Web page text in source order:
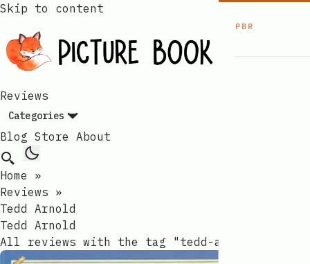
Skip to content
Reviews
Categories
Blog Store About
PBR
Home
»
Reviews »
Tedd Arnold
Tedd Arnold​​​​‌ ‍ ​‍​‍‌‍ ‌ ​‍‌‍‍‌‌‍‌ ‌‍‍‌‌‍ ‍​‍​‍​ ‍‍​‍​‍‌ ​ ‌‍​‌‌‍ ‍‌‍‍‌‌ ‌​‌ ‍‌​‍ ‍‌‍‍‌‌‍ ​‍​‍​‍ ​​‍​‍‌‍‍​‌ ​‍‌‍‌‌‌‍‌‍​‍​‍​ ‍‍​‍​‍‌‍‍​‌ ‌​‌ ‌​‌ ​​‌ ​ ​ ‍‍​‍ ​‍ ‌ ​​‌‍‍‌‌‍​ ‌ ‌​‌ ‌‌‌ ​‍‌‍‌‌‌‍​‍‌‍ ‌‍ ‌‍‍ ‌ ​‍‌‍‌‌‌ ‌‍‌‍‍‌‌‍‌‌‌ ‌ ​‍ ‍‌ ​ ‌‍​‌‌‍ ‍‌‍‍‌‌ ‌​‌ ‍‌​‍ ‍‌ ​ ‌ ‌​‌ ‌‌‌‍‌​‌‍‍‌‌‍ ​‍ ‌‍‍‌‌‍ ‍‌ ‌​‌‍‌‌‌‍ ‍‌ ‌​​‍ ‌‍‌‌‌‍‌​‌‍‍‌‌ ‌​​‍ ‌‍ ‌‌‍ ‌‍‌​‌‍‌‌​ ‌‌ ​​‌ ​‍‌‍‌‌‌ ​ ‌‍‌‌‌‍ ‍‌ ‌​‌‍​‌‌ ‌​‌‍‍‌‌‍ ‌‍ ‍​ ‍ ‌‍‍‌‌‍‌​​ ‌‌‍ ‌‌​ ‌ ‌‍​ ‍‌​ ​‍‌ ​ ‌​ ​‌‌‍‌‌ ​​‌ ​ ‌‌‌ ‌‍‌‍​ ‌‌‌ ​‍​ ‌‍‌‌‌​‌​‍ ‌ ‍​‌ ​ ‌ ​‌​ ‌‍‌ ​‌​ ‍ ‌ ‌​‌ ‍‌‌ ​​‌‍‌‌​ ‌‌ ‌​‌‍​‌‌‍‌ ​ ‍ ‌ ​​‌‍​‌‌ ‌​‌‍‍​​ ‌‌‍ ‍‌‍​‌‌‍ ‌‌‍‌‌​ ‌‍​‍‌‍​‌‌ ​ ‌‍‌‌‌‌‌‌‌ ​‍‌‍ ​​ ‌‌‍‍​‌ ‌​‌ ‌​‌ ​​‌ ​ ​‍‌‌​ ​ ‌​​‌​‍‌‌​ ​‍‌​‌‍​‍‌‌​ ​‍‌​‌‍‌ ​​‌‍‍‌‌‍​ ‌ ‌​‌ ‌‌‌ ​‍‌‍‌‌‌‍​‍‌‍ ‌‍ ‌‍‍ ‌ ​‍‌‍‌‌‌ ‌‍‌‍‍‌‌‍‌‌‌ ‌ ​‍ ‍‌ ​ ‌‍​‌‌‍ ‍‌‍‍‌‌ ‌​‌ ‍‌​‍ ‍‌ ​ ‌ ‌​‌ ‌‌‌‍‌​‌‍‍‌‌‍ ​‍‌‍‌‍‍‌‌‍‌​​ ‌‌‍ ‌‌​ ‌ ‌‍​ ‍‌​ ​‍‌ ​ ‌​ ​‌‌‍‌‌ ​​‌ ​ ‌‌‌ ‌‍‌‍​ ‌‌‌ ​‍​ ‌‍‌‌‌​‌​‍ ‌ ‍​‌ ​ ‌ ​‌​ ‌‍‌ ​‌​‍‌‍‌ ‌​‌ ‍‌‌ ​​‌‍‌‌​ ‌‌ ‌​‌‍​‌‌‍‌ ​‍‌‍‌ ​​‌‍​‌‌ ‌​‌‍‍​​ ‌‌‍ ‍‌‍​‌‌‍ ‌‌‍‌‌​‍‌‍‌ ​​‌‍‌‌‌ ​‍‌ ​ ‌ ​​‌‍‌‌‌‍​ ‌ ‌​‌‍‍‌‌ ‌‍‌‍‌‌​ ‌‌ ​​‌ ‌‌‌‍​‍‌‍ ​‌‍‍‌‌ ​ ‌‍‍​‌‍‌‌‌‍‌​​‍​‍‌ ‌
All reviews with the tag "tedd-arnold".